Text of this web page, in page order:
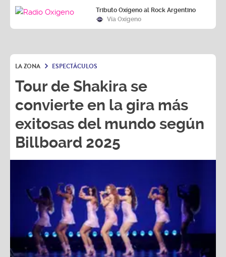
Tributo Oxígeno al Rock Argentino
Vía Oxígeno
LA ZONA ESPECTÁCULOS
Tour de Shakira se
convierte en la gira más
exitosas del mundo según
Billboard 2025